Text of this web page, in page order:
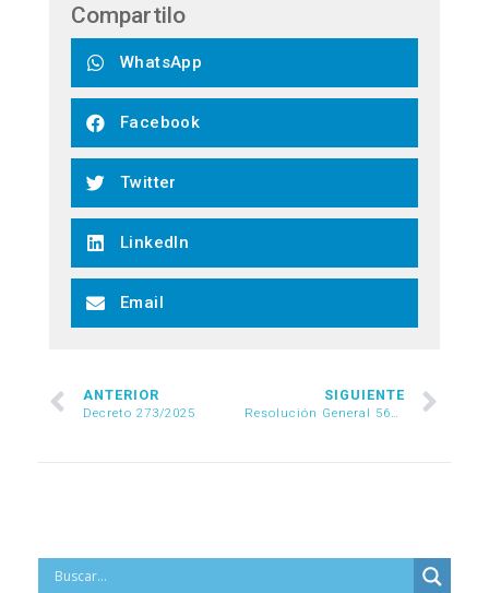
Compartilo
WhatsApp
Facebook
Twitter
LinkedIn
Email
ANTERIOR
Decreto 273/2025
SIGUIENTE
Resolución General 5676/2025